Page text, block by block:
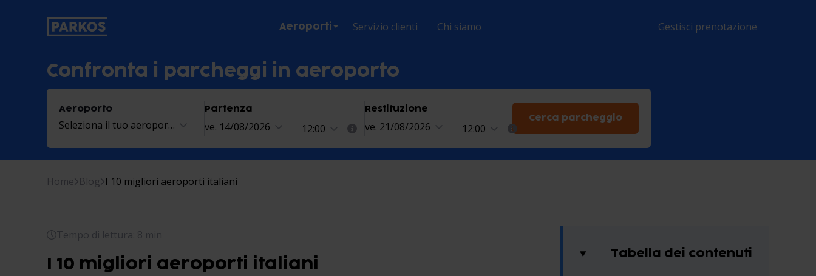
Aeroporti Servizio clienti Chi siamo Gestisci prenotazione
Confronta i parcheggi in aeroporto
Aeroporto
Seleziona il tuo aeroporto
Partenza
ve. 14/08/2026 12:00
Restituzione
ve. 21/08/2026 12:00
Cerca parcheggio
Home Blog I 10 migliori aeroporti italiani
Tempo di lettura: 8 min
I 10 migliori aeroporti italiani
Tabella dei contenuti